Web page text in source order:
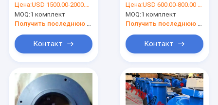
насоса 10 кс8кс14
управляемых
бывший-защитным
90кв 1450прм
Цена:USD 1500.00-2000.00 PER SET
MOQ:1 комплект
Контакт
винной бутылки
миссии 6x5x14,
болт, литое железо
утюга набивкой
дуктильное
Цена:USD 600.00-800.00 PER SET
MOQ:1 комплект
Контакт